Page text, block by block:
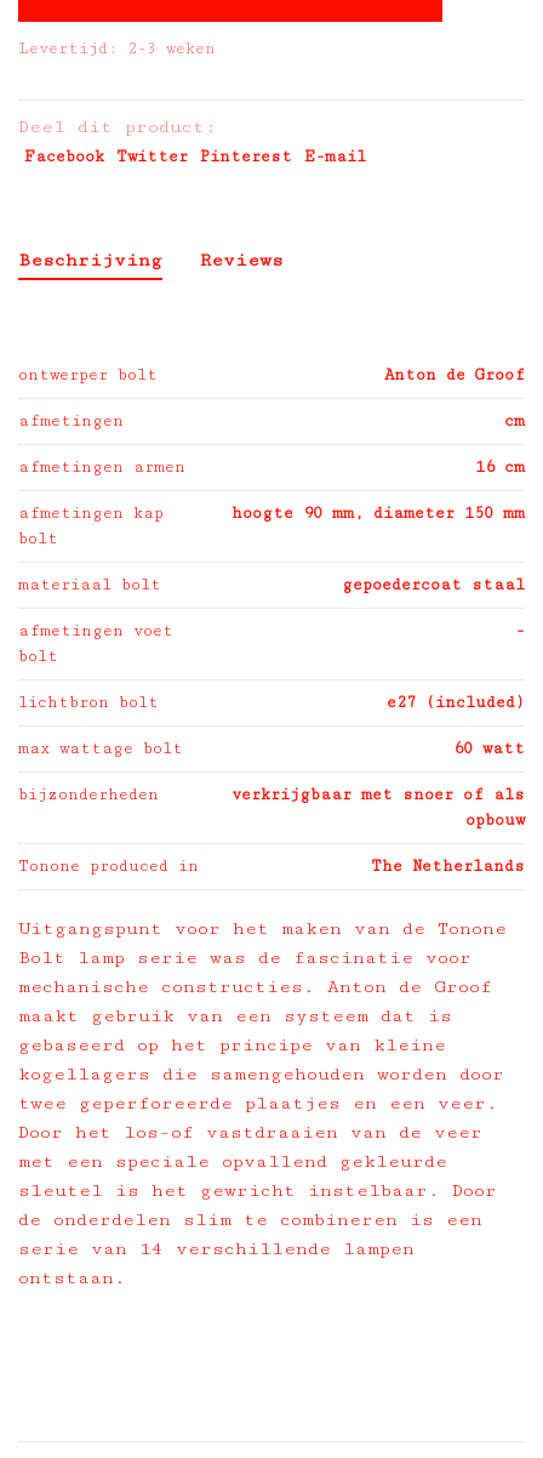
Levertijd: 2-3 weken
Deel dit product:
Facebook Twitter Pinterest E-mail
Beschrijving Reviews
ontwerper bolt Anton de Groof
afmetingen cm
afmetingen armen 16 cm
afmetingen kap
bolt
hoogte 90 mm, diameter 150 mm
materiaal bolt gepoedercoat staal
afmetingen voet
bolt
-
lichtbron bolt e27 (included)
max wattage bolt 60 watt
bijzonderheden
verkrijgbaar met snoer of als
opbouw
Tonone produced in The Netherlands
Uitgangspunt voor het maken van de Tonone
Bolt lamp serie was de fascinatie voor
mechanische constructies. Anton de Groof
maakt gebruik van een systeem dat is
gebaseerd op het principe van kleine
kogellagers die samengehouden worden door
twee geperforeerde plaatjes en een veer.
Door het los-of vastdraaien van de veer
met een speciale opvallend gekleurde
sleutel is het gewricht instelbaar. Door
de onderdelen slim te combineren is een
serie van 14 verschillende lampen
ontstaan.